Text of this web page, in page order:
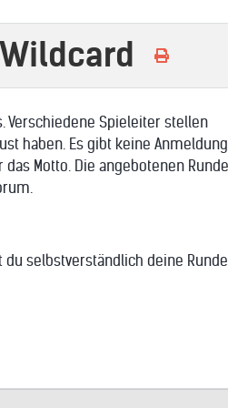
Verschiedene Spieleiter stellen
haben. Es gibt keine
Motto. Die angebotenen
selbstverständlich deine